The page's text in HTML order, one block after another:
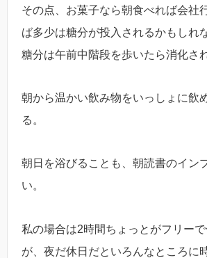
その点、お菓子なら朝食べれば会社
ば多少は糖分が投入されるかもしれ
糖分は午前中階段を歩いたら消化さ
朝から温かい飲み物をいっしょに飲
る。
朝日を浴びることも、朝読書のイン
い。
私の場合は2時間ちょっとがフリー
が、夜だ休日だといろんなところに